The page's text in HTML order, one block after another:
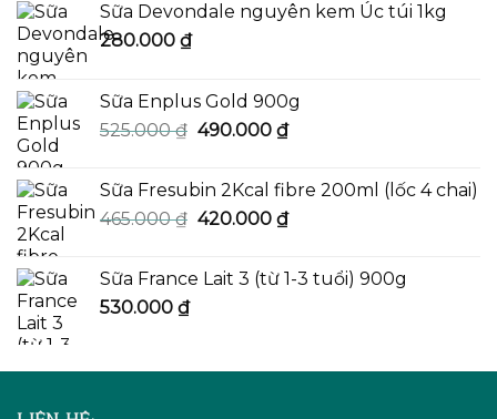
Sữa Devondale nguyên kem Úc túi 1kg
280.000 ₫
Sữa Enplus Gold 900g
525.000₫ Giá
525.000 ₫.
490.000 ₫Giá
là:
490.000 ₫.
Sữa Fresubin 2Kcal fibre 200ml (lốc 4 chai)
465.000₫ Giá
465.000 ₫.
420.000 ₫Giá
là:
Sữa France Lait 3 (từ 1-3 tuổi) 900g
530.000 ₫